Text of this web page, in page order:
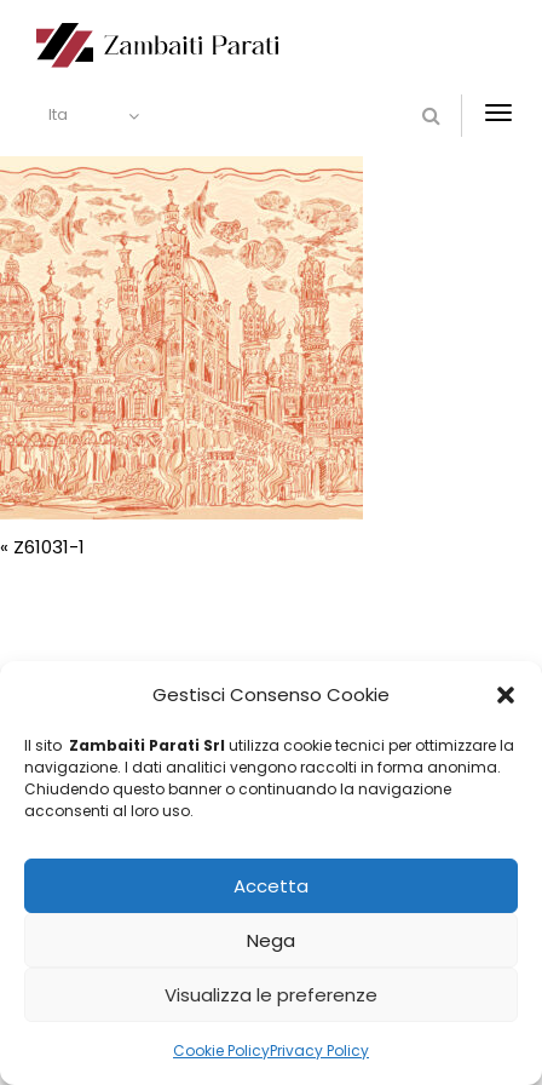
Gestisci Consenso Cookie
Il sito Zambaiti Parati Srl utilizza cookie tecnici per ottimizzare la
navigazione. I dati analitici vengono raccolti in forma anonima.
Chiudendo questo banner o continuando la navigazione
acconsenti al loro uso.
Accetta
Nega
Visualizza le preferenze
Cookie PolicyPrivacy Policy
Ita
« Z61031-1